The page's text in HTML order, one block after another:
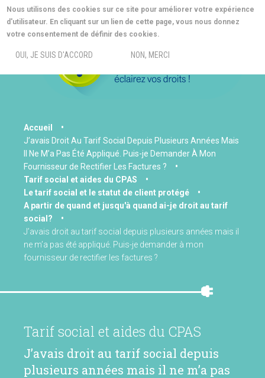
Nous utilisons des cookies sur ce site pour améliorer votre expérience
d'utilisateur. En cliquant sur un lien de cette page, vous nous donnez
votre consentement de définir des cookies.
OUI, JE SUIS D'ACCORD NON, MERCI
Aller
au
contenu
MENU
You
are
here
Accueil
J’avais Droit Au Tarif Social Depuis Plusieurs Années Mais
Il Ne M’a Pas Été Appliqué. Puis-je Demander À Mon
Fournisseur de Rectifier Les Factures ?
Tarif social et aides du CPAS
Le tarif social et le statut de client protégé
A partir de quand et jusqu'à quand ai-je droit au tarif
social?
J’avais droit au tarif social depuis plusieurs années mais il
ne m’a pas été appliqué. Puis-je demander à mon
fournisseur de rectifier les factures ?
Tarif social et aides du CPAS
J’avais droit au tarif social depuis
plusieurs années mais il ne m’a pas